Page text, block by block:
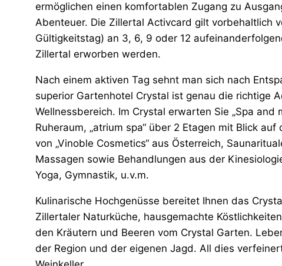
ermöglichen einen komfortablen Zugang zu
Abenteuer. Die Zillertal Activcard gilt vorbehaltlich
Gültigkeitstag) an 3, 6, 9 oder 12
Zillertal erworben werden.
Nach einem aktiven Tag sehnt man sich nach
superior Gartenhotel Crystal ist genau die richtige
Wellnessbereich. Im Crystal erwarten Sie „Spa
Ruheraum, „atrium spa“ über 2 Etagen mit Blick
von „Vinoble Cosmetics“ aus Österreich,
Massagen sowie Behandlungen aus der
Yoga, Gymnastik, u.v.m.
Kulinarische Hochgenüsse bereitet Ihnen das
Zillertaler Naturküche, hausgemachte
den Kräutern und Beeren vom Crystal Garten.
der Region und der eigenen Jagd. All dies